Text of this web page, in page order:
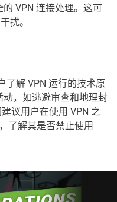
VPN 连接处理。这可
扰。
了解 VPN 运行的技术原
，如逃避审查和地理封
议用户在使用 VPN 之
了解其是否禁止使用